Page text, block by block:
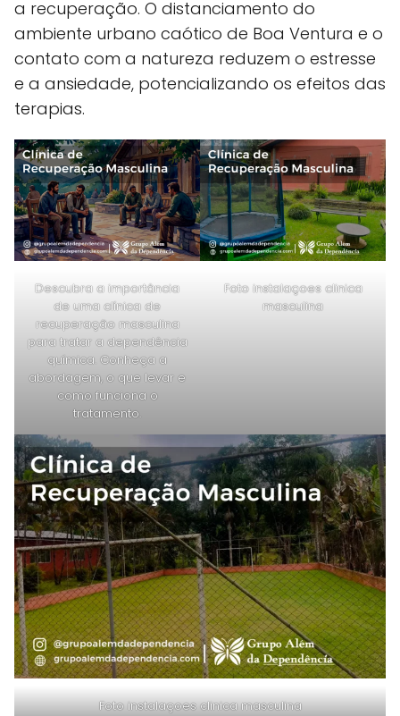
a recuperação. O distanciamento do
ambiente urbano caótico de Boa Ventura e o
contato com a natureza reduzem o estresse
e a ansiedade, potencializando os efeitos das
terapias.
Descubra a importância
de uma clínica de
recuperação masculina
para tratar a dependência
química. Conheça a
abordagem, o que levar e
como funciona o
tratamento.
Foto instalaçoes clinica
masculina
Foto instalaçoes clinica masculina